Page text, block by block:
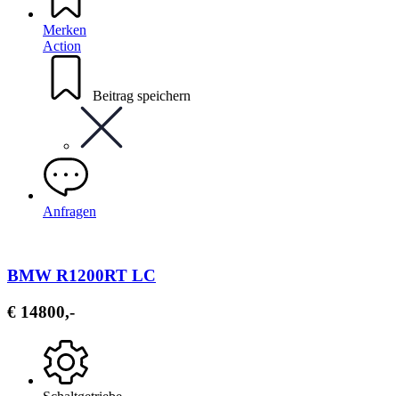
Merken
Action
Beitrag speichern
Anfragen
BMW R1200RT LC
€ 14800,-